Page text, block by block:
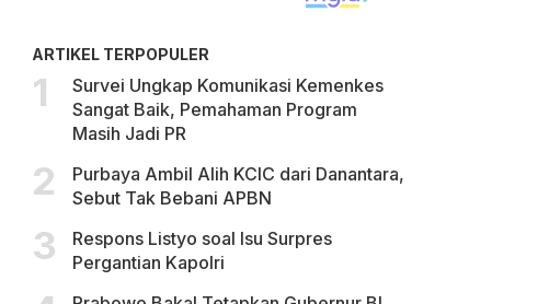
ARTIKEL TERPOPULER
Survei Ungkap Komunikasi Kemenkes
Sangat Baik, Pemahaman Program
Masih Jadi PR
Purbaya Ambil Alih KCIC dari Danantara,
Sebut Tak Bebani APBN
Respons Listyo soal Isu Surpres
Pergantian Kapolri